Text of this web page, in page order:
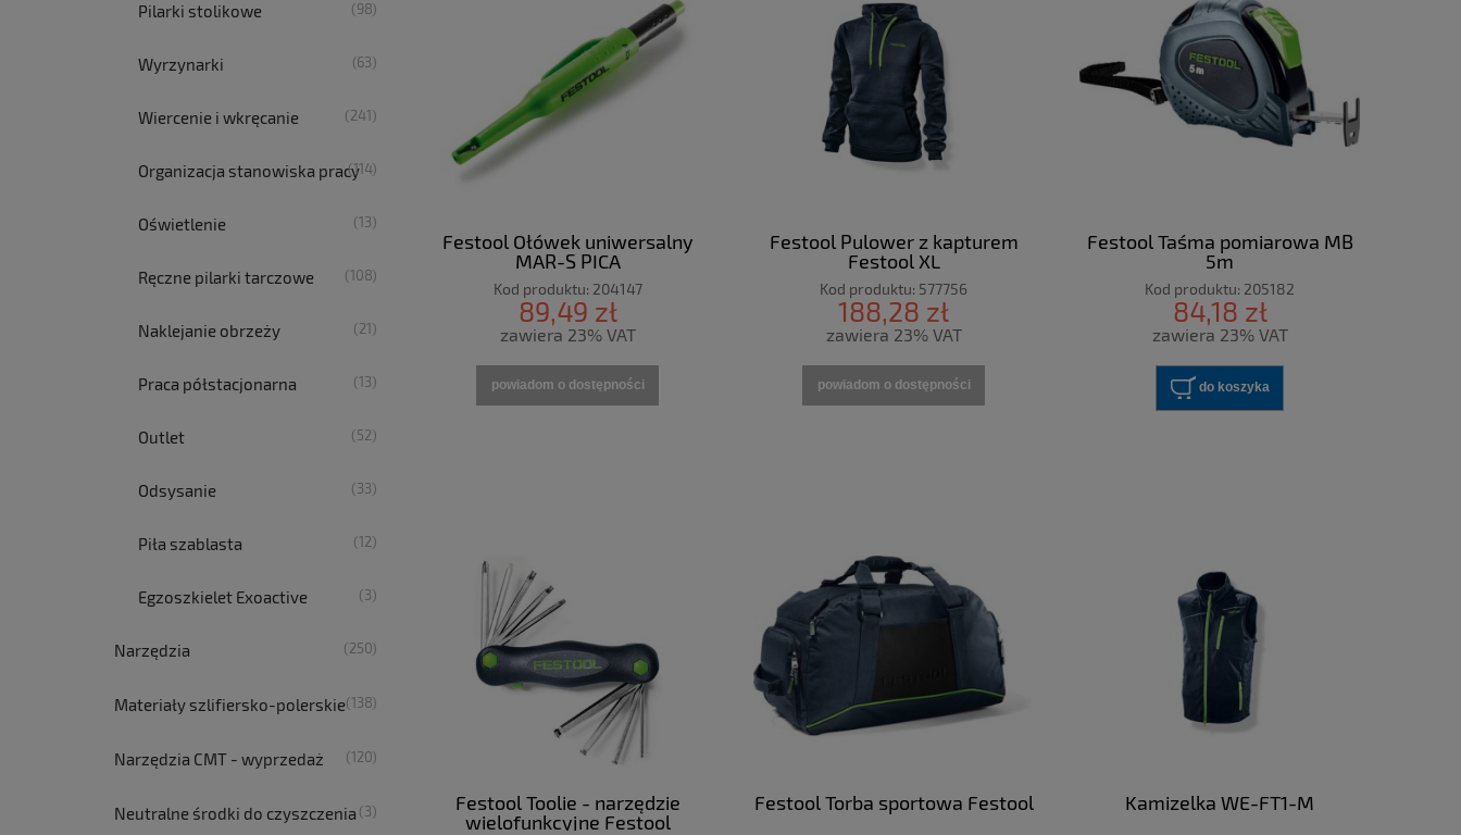
Pilarki stolikowe (98)
Wyrzynarki (63)
Wiercenie i wkręcanie (241)
Organizacja stanowiska pracy(114)
Oświetlenie (13)
Ręczne pilarki tarczowe (108)
Naklejanie obrzeży (21)
Praca półstacjonarna (13)
Outlet (52)
Odsysanie (33)
Piła szablasta (12)
Egzoszkielet Exoactive (3)
Narzędzia (250)
Materiały szlifiersko-polerskie(138)
Narzędzia CMT - wyprzedaż (120)
Neutralne środki do czyszczenia (3)
Festool Ołówek uniwersalny
MAR-S PICA
Kod produktu: 204147
89,49 zł
zawiera 23% VAT
powiadom o dostępności
Festool Pulower z kapturem
Festool XL
Kod produktu: 577756
188,28 zł
zawiera 23% VAT
powiadom o dostępności
Festool Taśma pomiarowa MB
5m
Kod produktu: 205182
84,18 zł
zawiera 23% VAT
do koszyka
Festool Toolie - narzędzie
wielofunkcyjne Festool
Festool Torba sportowa Festool Kamizelka WE-FT1-M